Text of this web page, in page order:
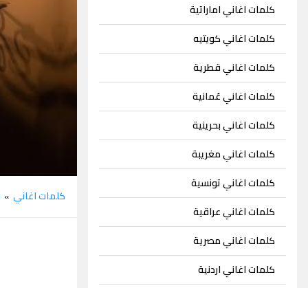
كلمات اغاني اماراتية
كلمات اغاني كويتيه
كلمات اغاني قطرية
كلمات اغاني عُمانية
كلمات اغاني بحرينية
كلمات اغاني مغريبة
كلمات اغاني تونسية
كلمات اغاني عراقية
كلمات اغاني مصرية
كلمات اغاني اردنية
كلمات اغاني »